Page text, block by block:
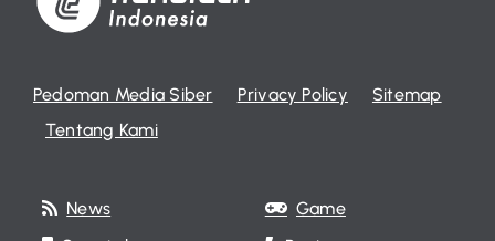
Pedoman Media Siber Privacy Policy
Sitemap
Tentang Kami
News
Game